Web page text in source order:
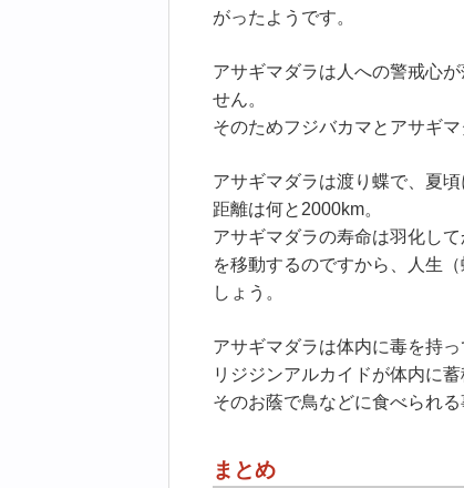
がったようです。
アサギマダラは人への警戒心
せん。
そのためフジバカマとアサギ
アサギマダラは渡り蝶で、夏
距離は何と2000km。
アサギマダラの寿命は羽化し
を移動するのですから、人生
しょう。
アサギマダラは体内に毒を持
リジジンアルカイドが体内に蓄
そのお蔭で鳥などに食べられ
まとめ